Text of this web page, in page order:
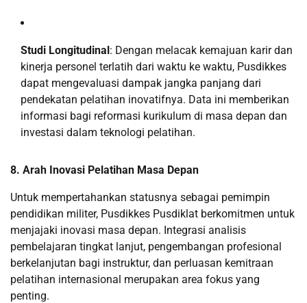
Studi Longitudinal: Dengan melacak kemajuan karir dan
kinerja personel terlatih dari waktu ke waktu, Pusdikkes
dapat mengevaluasi dampak jangka panjang dari
pendekatan pelatihan inovatifnya. Data ini memberikan
informasi bagi reformasi kurikulum di masa depan dan
investasi dalam teknologi pelatihan.
8. Arah Inovasi Pelatihan Masa Depan
Untuk mempertahankan statusnya sebagai pemimpin
pendidikan militer, Pusdikkes Pusdiklat berkomitmen untuk
menjajaki inovasi masa depan. Integrasi analisis
pembelajaran tingkat lanjut, pengembangan profesional
berkelanjutan bagi instruktur, dan perluasan kemitraan
pelatihan internasional merupakan area fokus yang
penting.